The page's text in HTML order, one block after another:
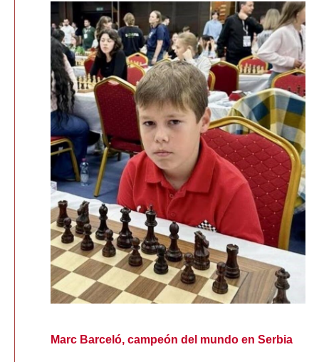
Marc Barceló, campeón del mundo en Serbia